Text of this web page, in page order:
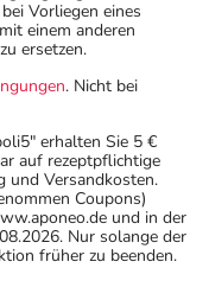
Vorliegen eines
einem anderen
ersetzen.
. Nicht bei
erhalten Sie 5 €
auf rezeptpflichtige
und Versandkosten.
Coupons)
und in der
Nur solange der
früher zu beenden.